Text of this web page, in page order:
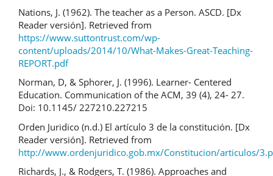
Nations, J. (1962). The teacher as a Person. ASCD. [Dx
Reader versión]. Retrieved from
https://www.suttontrust.com/wp-
content/uploads/2014/10/What-Makes-Great-Teaching-
REPORT.pdf
Norman, D, & Sphorer, J. (1996). Learner- Centered
Education. Communication of the ACM, 39 (4), 24- 27.
Doi: 10.1145/ 227210.227215
Orden Juridico (n.d.) El artículo 3 de la constitución. [Dx
Reader versión]. Retrieved from
http://www.ordenjuridico.gob.mx/Constitucion/articulos/
Richards, J., & Rodgers, T. (1986). Approaches and